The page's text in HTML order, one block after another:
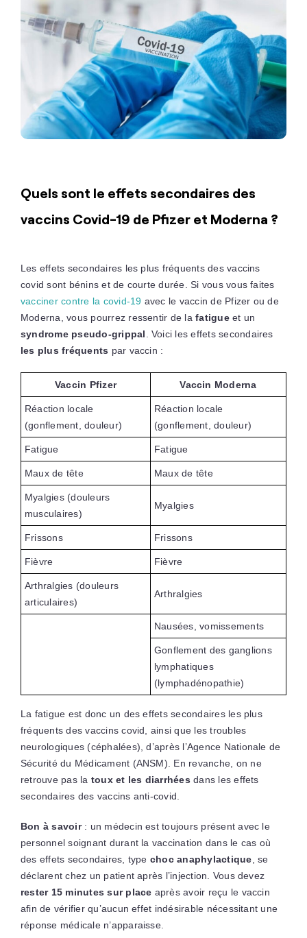
Quels sont le effets secondaires des
vaccins Covid-19 de Pfizer et Moderna ?
Les effets secondaires les plus fréquents des vaccins
covid sont bénins et de courte durée. Si vous vous faites
vacciner contre la covid-19 avec le vaccin de Pfizer ou de
Moderna, vous pourrez ressentir de la fatigueet un
syndrome pseudo-grippal . Voici les effets secondaires
les plus fréquents par vaccin :
Vaccin Pfizer Vaccin Moderna
Réaction locale
(gonflement, douleur)
Réaction locale
(gonflement, douleur)
Fatigue Fatigue
Maux de tête Maux de tête
Myalgies (douleurs
musculaires)
Myalgies
Frissons Frissons
Fièvre Fièvre
Arthralgies (douleurs
articulaires)
Arthralgies
Nausées, vomissements
Gonflement des ganglions
lymphatiques
(lymphadénopathie)
La fatigue est donc un des effets secondaires les plus
fréquents des vaccins covid, ainsi que les troubles
neurologiques (céphalées), d’après l’Agence Nationale de
Sécurité du Médicament (ANSM). En revanche, on ne
retrouve pas la toux et les diarrhées dans les effets
secondaires des vaccins anti-covid.
Bon à savoir: un médecin est toujours présent avec le
personnel soignant durant la vaccination dans le cas où
des effets secondaires, type choc anaphylactique , se
déclarent chez un patient après l’injection. Vous devez
rester 15 minutes sur place après avoir reçu le vaccin
afin de vérifier qu’aucun effet indésirable nécessitant une
réponse médicale n’apparaisse.